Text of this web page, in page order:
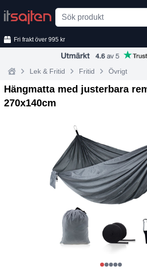
Search
Fri frakt över 995 kr
Lek & Fritid Fritid Övrigt
Hängmatta med justerbara
270x140cm